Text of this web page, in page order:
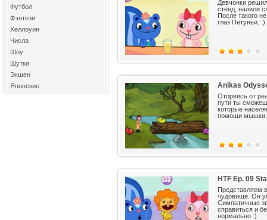
Девчонки
стенд, налили
После такого
глаз Петуньи. :)
Anikas
Оторвись от
пути ты
которые
помощи мышки,
HTF Ep. 09
Представляем
чудовище. Он
Симпатичные
справиться и
нормально :)
Футбол
Фэнтези
Хеллоуин
Числа
Шоу
Шутки
Экшен
Японские